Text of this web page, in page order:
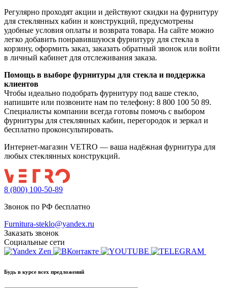
Регулярно проходят акции и действуют скидки на фурнитуру
для стеклянных кабин и конструкций, предусмотрены
удобные условия оплаты и возврата товара. На сайте можно
легко добавить понравившуюся фурнитуру для стекла в
корзину, оформить заказ, заказать обратный звонок или войти
в личный кабинет для отслеживания заказа.
Помощь в выборе фурнитуры для стекла и поддержка
клиентов
Чтобы идеально подобрать фурнитуру под ваше стекло,
напишите или позвоните нам по телефону: 8 800 100 50 89.
Специалисты компании всегда готовы помочь с выбором
фурнитуры для стеклянных кабин, перегородок и зеркал и
бесплатно проконсультировать.
Интернет-магазин VETRO — ваша надёжная фурнитура для
любых стеклянных конструкций.
8 (800) 100-50-89
Звонок по РФ бесплатно
Furnitura-steklo@yandex.ru
Заказать звонок
Социальные сети
Будь в курсе всех предложений